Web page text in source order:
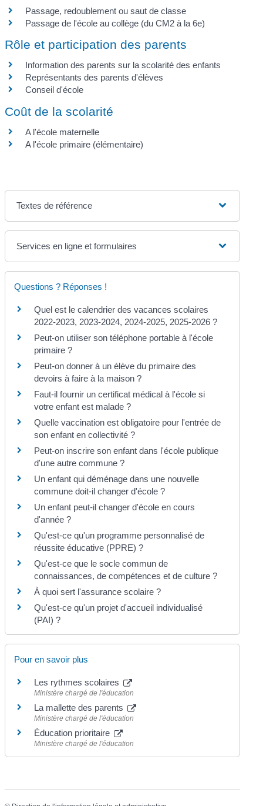
Passage, redoublement ou saut de classe
Passage de l'école au collège (du CM2 à la 6e)
Rôle et participation des parents
Information des parents sur la scolarité des enfants
Représentants des parents d'élèves
Conseil d'école
Coût de la scolarité
A l'école maternelle
A l'école primaire (élémentaire)
Textes de référence
Services en ligne et formulaires
Questions ? Réponses !
Quel est le calendrier des vacances scolaires
2022-2023, 2023-2024, 2024-2025, 2025-2026 ?
Peut-on utiliser son téléphone portable à l'école
primaire ?
Peut-on donner à un élève du primaire des
devoirs à faire à la maison ?
Faut-il fournir un certificat médical à l'école si
votre enfant est malade ?
Quelle vaccination est obligatoire pour l'entrée de
son enfant en collectivité ?
Peut-on inscrire son enfant dans l'école publique
d'une autre commune ?
Un enfant qui déménage dans une nouvelle
commune doit-il changer d'école ?
Un enfant peut-il changer d'école en cours
d'année ?
Qu'est-ce qu'un programme personnalisé de
réussite éducative (PPRE) ?
Qu'est-ce que le socle commun de
connaissances, de compétences et de culture ?
À quoi sert l'assurance scolaire ?
Qu'est-ce qu'un projet d'accueil individualisé
(PAI) ?
Pour en savoir plus
Les rythmes scolaires
Ministère chargé de l'éducation
La mallette des parents
Ministère chargé de l'éducation
Éducation prioritaire
Ministère chargé de l'éducation